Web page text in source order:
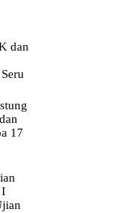
dan
17
I